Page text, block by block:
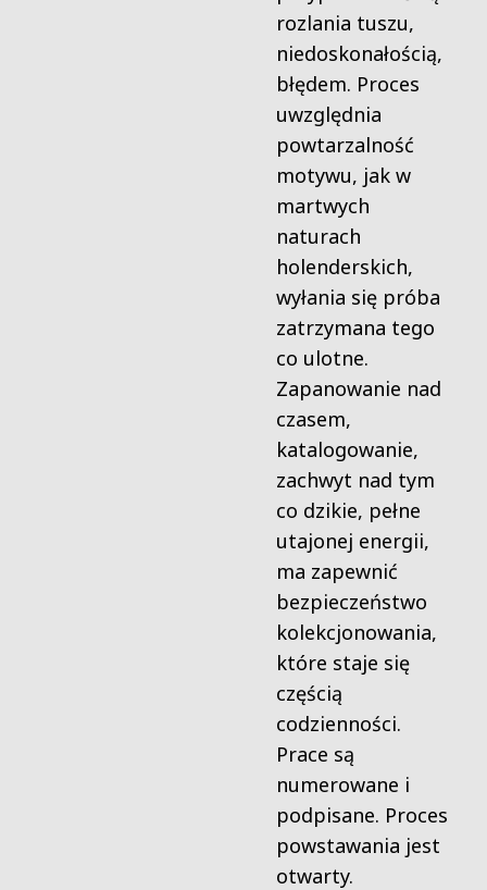
rozlania tuszu,
niedoskonałością,
błędem. Proces
uwzględnia
powtarzalność
motywu, jak w
martwych
naturach
holenderskich,
wyłania się próba
zatrzymana tego
co ulotne.
Zapanowanie nad
czasem,
katalogowanie,
zachwyt nad tym
co dzikie, pełne
utajonej energii,
ma zapewnić
bezpieczeństwo
kolekcjonowania,
które staje się
częścią
codzienności.
Prace są
numerowane i
podpisane. Proces
powstawania jest
otwarty.